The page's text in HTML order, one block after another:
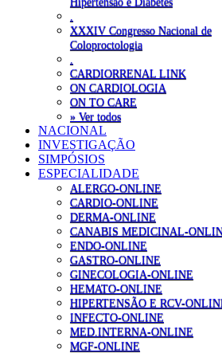
XXXIV Congresso Nacional de
Coloproctologia
CARDIORRENAL LINK
ON CARDIOLOGIA
ON TO CARE
» Ver todos
NACIONAL
INVESTIGAÇÃO
SIMPÓSIOS
ESPECIALIDADE
ALERGO-ONLINE
CARDIO-ONLINE
DERMA-ONLINE
CANABIS MEDICINAL-
ENDO-ONLINE
GASTRO-ONLINE
GINECOLOGIA-ONLINE
HEMATO-ONLINE
HIPERTENSÃO E RCV-
INFECTO-ONLINE
MED.INTERNA-ONLINE
MGF-ONLINE